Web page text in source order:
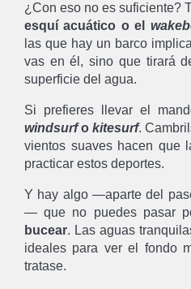
¿Con eso no es suficiente?
esquí acuático o el
las que hay un barco
vas en él, sino que tirará
superficie del agua.
Si prefieres llevar el
windsurfo kitesurf.
vientos suaves hacen que
practicar estos deportes.
Y hay algo —aparte del
— que no puedes pasar
bucear. Las aguas
ideales para ver el fondo
tratase.